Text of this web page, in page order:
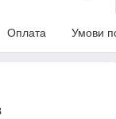
Оплата Умови